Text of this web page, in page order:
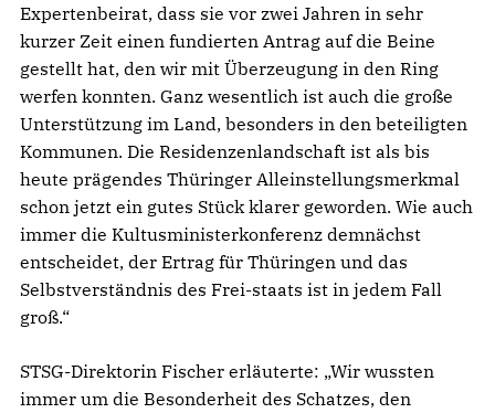
Expertenbeirat, dass sie vor zwei Jahren in sehr
kurzer Zeit einen fundierten Antrag auf die Beine
gestellt hat, den wir mit Überzeugung in den Ring
werfen konnten. Ganz wesentlich ist auch die große
Unterstützung im Land, besonders in den beteiligten
Kommunen. Die Residenzenlandschaft ist als bis
heute prägendes Thüringer Alleinstellungsmerkmal
schon jetzt ein gutes Stück klarer geworden. Wie auch
immer die Kultusministerkonferenz demnächst
entscheidet, der Ertrag für Thüringen und das
Selbstverständnis des Frei-staats ist in jedem Fall
groß.“
STSG-Direktorin Fischer erläuterte: „Wir wussten
immer um die Besonderheit des Schatzes, den